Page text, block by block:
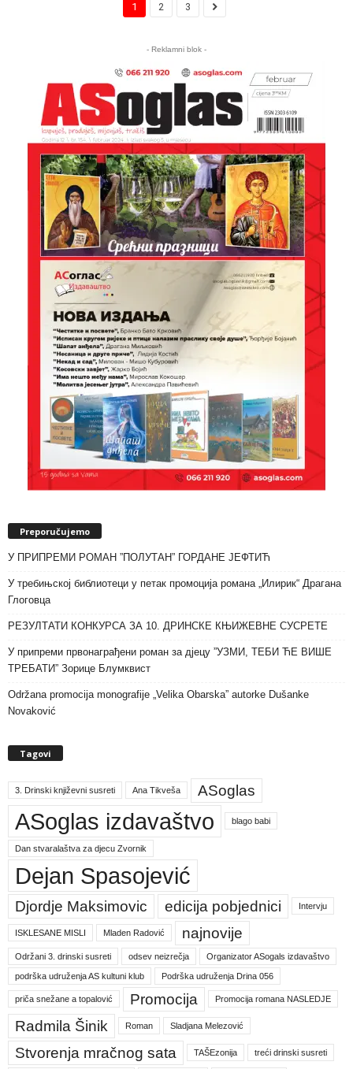
1 2 3
- Reklamni blok -
Preporučujemo
У ПРИПРЕМИ РОМАН ”ПОЛУТАН” ГОРДАНЕ ЈЕФТИЋ
У требињској библиотеци у петак промоција романа „Илирик“ Драгана
Глоговца
РЕЗУЛТАТИ КОНКУРСА ЗА 10. ДРИНСКЕ КЊИЖЕВНЕ СУСРЕТЕ
У припреми првонаграђени роман за дјецу ”УЗМИ, ТЕБИ ЋЕ ВИШЕ
ТРЕБАТИ” Зорице Блумквист
Održana promocija monografije „Velika Obarska” autorke Dušanke
Novaković
Tagovi
3. Drinski književni susreti Ana Tikveša ASoglas
ASoglas izdavaštvo blago babi
Dan stvaralaštva za djecu Zvornik
Dejan Spasojević
Djordje Maksimovic edicija pobjednici Intervju
ISKLESANE MISLI Mladen Radović najnovije
Održani 3. drinski susreti odsev neizrečja Organizator ASogals izdavaštvo
podrška udruženja AS kultuni klub Podrška udruženja Drina 056
priča snežane a topalović Promocija Promocija romana NASLEDJE
Radmila Šinik Roman Sladjana Melezović
Stvorenja mračnog sata TAŠEzonija treći drinski susreti